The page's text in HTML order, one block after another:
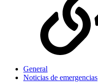
General
Noticias de emergencias